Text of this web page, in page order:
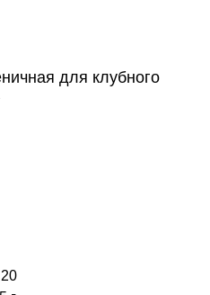
для клубного
20